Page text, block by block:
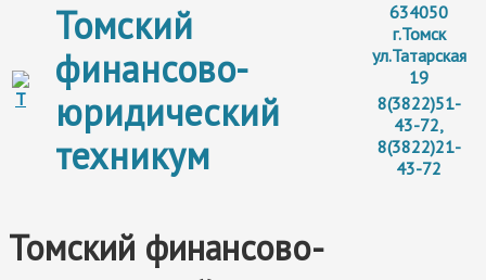
Томский
финансово-
юридический
техникум
634050
г.Томск
ул.Татарская
19
8(3822)51-
43-72,
8(3822)21-
43-72
Томский финансово-